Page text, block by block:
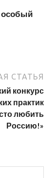
особый
СТАТЬЯ
конкурс
практик
любить
Россию!»